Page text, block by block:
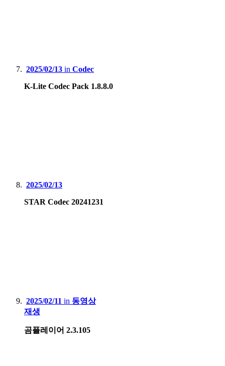
2025/02/13 in Codec
K-Lite Codec Pack 1.8.8.0
2025/02/13
STAR Codec 20241231
2025/02/11 in 동영상
재생
곰플레이어 2.3.105